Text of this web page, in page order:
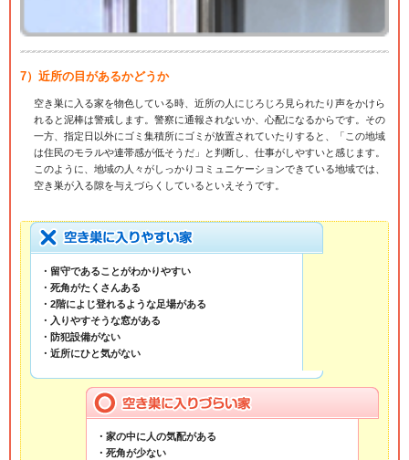
7）近所の目があるかどうか
空き巣に入る家を物色している時、近所の人にじろじろ見られたり声をかけら
れると泥棒は警戒します。警察に通報されないか、心配になるからです。その
一方、指定日以外にゴミ集積所にゴミが放置されていたりすると、「この地域
は住民のモラルや連帯感が低そうだ」と判断し、仕事がしやすいと感じます。
このように、地域の人々がしっかりコミュニケーションできている地域では、
空き巣が入る隙を与えづらくしているといえそうです。
・留守であることがわかりやすい
・死角がたくさんある
・2階によじ登れるような足場がある
・入りやすそうな窓がある
・防犯設備がない
・近所にひと気がない
・家の中に人の気配がある
・死角が少ない